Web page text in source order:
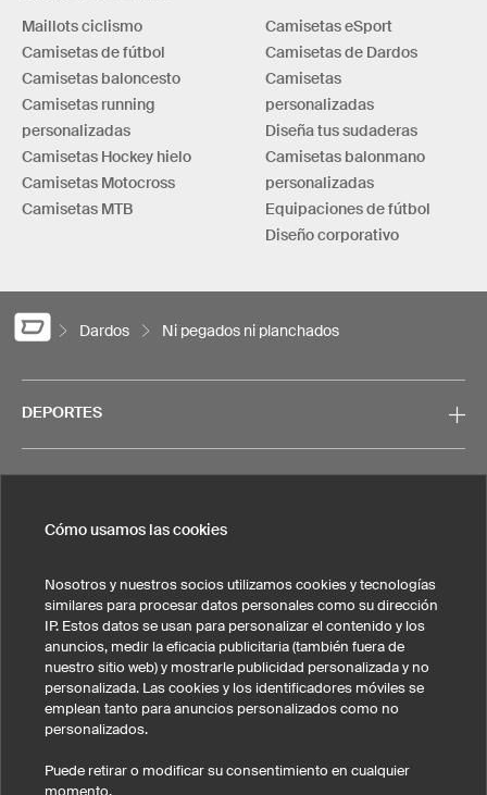
Maillots ciclismo
Camisetas de fútbol
Camisetas baloncesto
Camisetas running
personalizadas
Camisetas Hockey hielo
Camisetas Motocross
Camisetas MTB
Camisetas eSport
Camisetas de Dardos
Camisetas
personalizadas
Diseña tus sudaderas
Camisetas balonmano
personalizadas
Equipaciones de fútbol
Diseño corporativo
Dardos Ni pegados ni planchados
DEPORTES
Estados Unidos
Nota legal Política de privacidad
Cookies y seguimiento
Condiciones generales de venta
Cómo usamos las cookies
Nosotros y nuestros socios utilizamos cookies y tecnologías
similares para procesar datos personales como su dirección
IP. Estos datos se usan para personalizar el contenido y los
anuncios, medir la eficacia publicitaria (también fuera de
nuestro sitio web) y mostrarle publicidad personalizada y no
personalizada. Las cookies y los identificadores móviles se
emplean tanto para anuncios personalizados como no
personalizados.
Puede retirar o modificar su consentimiento en cualquier
momento.